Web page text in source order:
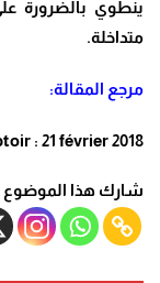
ينطوي بالضرورة
متداخلة.
مرجع المقالة:
: 21 février 2018
شارك هذا الموضوع